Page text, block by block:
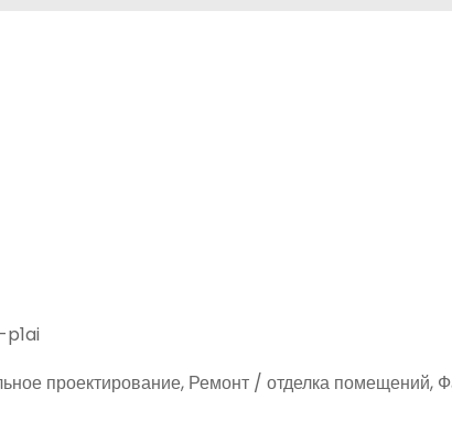
проектирование, Ремонт / отделка